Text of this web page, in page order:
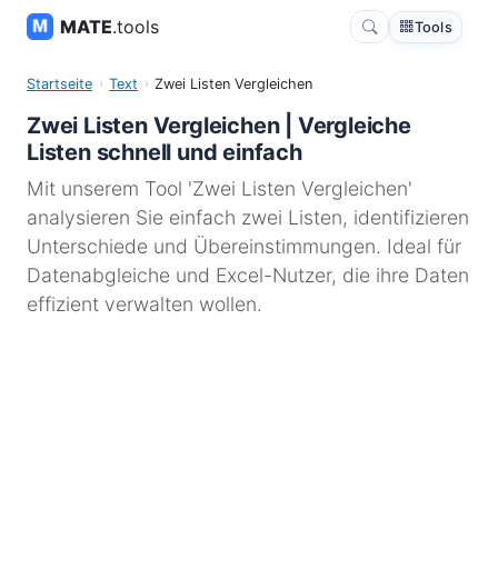
MATE.tools Tools
Startseite Text Zwei Listen Vergleichen
Zwei Listen Vergleichen | Vergleiche
Listen schnell und einfach
Mit unserem Tool 'Zwei Listen Vergleichen'
analysieren Sie einfach zwei Listen, identifizieren
Unterschiede und Übereinstimmungen. Ideal für
Datenabgleiche und Excel-Nutzer, die ihre Daten
effizient verwalten wollen.